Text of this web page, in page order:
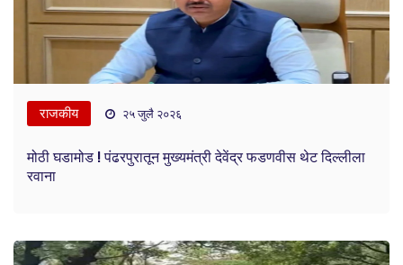
राजकीय २५ जुलै २०२६
मोठी घडामोड ! पंढरपुरातून मुख्यमंत्री देवेंद्र फडणवीस थेट दिल्लीला
रवाना